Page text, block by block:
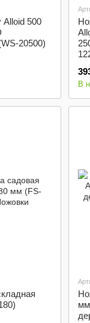
Alloid 500
20500)
В